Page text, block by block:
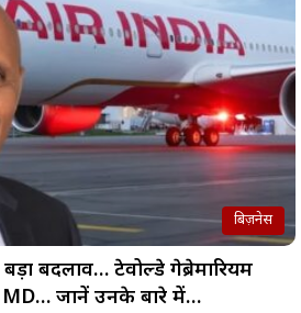
बिज़नेस
बड़ा बदलाव… टेवोल्डे गेब्रेमारियम
जानें उनके बारे में…